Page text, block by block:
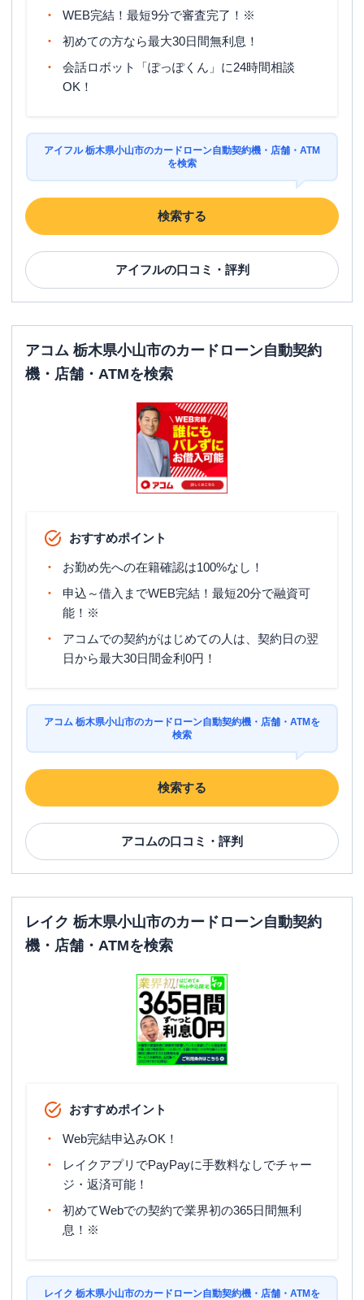
WEB完結！最短9分で審査完了！※
初めての方なら最大30日間無利息！
会話ロボット「ぽっぽくん」に24時間相談
OK！
アイフル 栃木県小山市のカードローン自動契約機・店舗・ATM
を検索
検索する
アイフルの口コミ・評判
アコム 栃木県小山市のカードローン自動契約
機・店舗・ATMを検索
おすすめポイント
お勤め先への在籍確認は100%なし！
申込～借入までWEB完結！最短20分で融資可
能！※
アコムでの契約がはじめての人は、契約日の翌
日から最大30日間金利0円！
アコム 栃木県小山市のカードローン自動契約機・店舗・ATMを
検索
検索する
アコムの口コミ・評判
レイク 栃木県小山市のカードローン自動契約
機・店舗・ATMを検索
おすすめポイント
Web完結申込みOK！
レイクアプリでPayPayに手数料なしでチャー
ジ・返済可能！
初めてWebでの契約で業界初の365日間無利
息！※
レイク 栃木県小山市のカードローン自動契約機・店舗・ATMを